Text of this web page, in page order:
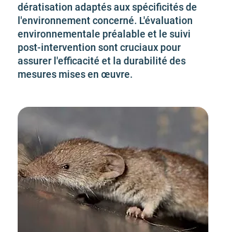
dératisation adaptés aux spécificités de
l'environnement concerné. L'évaluation
environnementale préalable et le suivi
post-intervention sont cruciaux pour
assurer l'efficacité et la durabilité des
mesures mises en œuvre.